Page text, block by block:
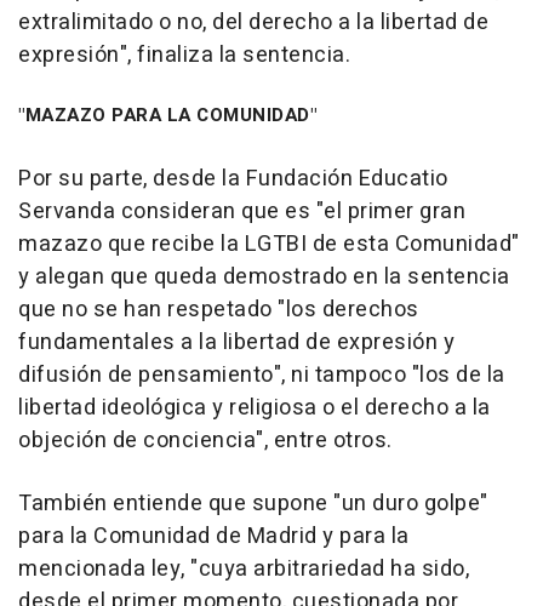
extralimitado o no, del derecho a la libertad de
expresión", finaliza la sentencia.
"MAZAZO PARA LA COMUNIDAD"
Por su parte, desde la Fundación Educatio
Servanda consideran que es "el primer gran
mazazo que recibe la LGTBI de esta Comunidad"
y alegan que queda demostrado en la sentencia
que no se han respetado "los derechos
fundamentales a la libertad de expresión y
difusión de pensamiento", ni tampoco "los de la
libertad ideológica y religiosa o el derecho a la
objeción de conciencia", entre otros.
También entiende que supone "un duro golpe"
para la Comunidad de Madrid y para la
mencionada ley, "cuya arbitrariedad ha sido,